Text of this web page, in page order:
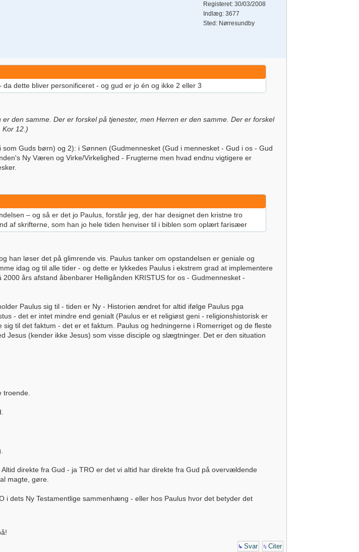
Registeret: 30/03/2008
Indlæg: 3677
Sted: Nørresundby
dette bliver personificeret - og gud er jo én og ikke 2 eller 3
den samme. Der er forskel på tjenester, men Herren er den samme. Der er forskel
Kor 12.)
Guds børn) og 2): i Sønnen (Gudmennesket (Gud i mennesket - Gud i os - Gud
Ny Væren og Virke/Virkelighed - Frugterne men hvad endnu vigtigere er
– og så er det jo Paulus, forstår jeg, der har designet den kristne tro
af skrifterne, som han jo hele tiden henviser til i biblen som oplært farisæer
han løser det på glimrende vis. Paulus tanker om opstandelsen er geniale og
idag og til alle tider - og dette er lykkedes Paulus i ekstrem grad at implementere
års afstand åbenbarer Helligånden KRISTUS for os - Gudmennesket -
Paulus sig til - tiden er Ny - Historien ændret for altid ifølge Paulus pga
- det er intet mindre end genialt (Paulus er et religiøst geni - religionshistorisk er
til det faktum - det er et faktum. Paulus og hedningerne i Romerriget og de fleste
Jesus (kender ikke Jesus) som visse disciple og slægtninger. Det er den situation
troende.
direkte fra Gud - ja TRO er det vi altid har direkte fra Gud på overvældende
magte, gøre.
i dets Ny Testamentlige sammenhæng - eller hos Paulus hvor det betyder det
Svar Citer